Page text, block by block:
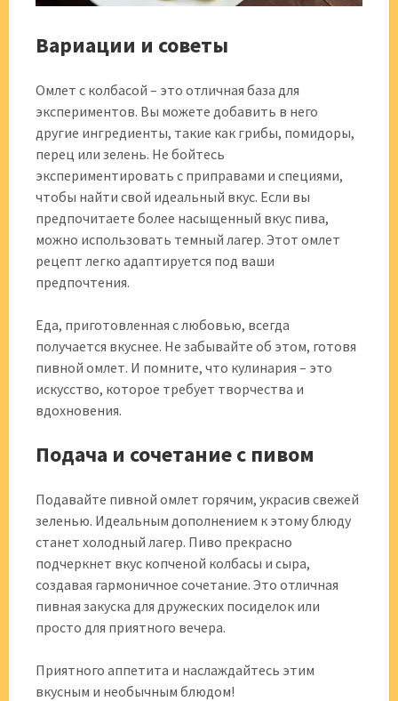
Вариации и советы
Омлет с колбасой – это отличная база для
экспериментов. Вы можете добавить в него
другие ингредиенты, такие как грибы, помидоры,
перец или зелень. Не бойтесь
экспериментировать с приправами и специями,
чтобы найти свой идеальный вкус. Если вы
предпочитаете более насыщенный вкус пива,
можно использовать темный лагер. Этот омлет
рецепт легко адаптируется под ваши
предпочтения.
Еда, приготовленная с любовью, всегда
получается вкуснее. Не забывайте об этом, готовя
пивной омлет. И помните, что кулинария – это
искусство, которое требует творчества и
вдохновения.
Подача и сочетание с пивом
Подавайте пивной омлет горячим, украсив свежей
зеленью. Идеальным дополнением к этому блюду
станет холодный лагер. Пиво прекрасно
подчеркнет вкус копченой колбасы и сыра,
создавая гармоничное сочетание. Это отличная
пивная закуска для дружеских посиделок или
просто для приятного вечера.
Приятного аппетита и наслаждайтесь этим
вкусным и необычным блюдом!